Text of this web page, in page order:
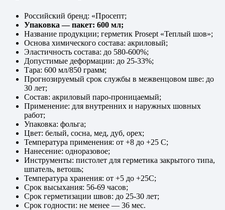
Российский бренд: «Просепт;
Упаковка — пакет: 600 мл;
Название продукции; герметик Prosept «Теплый шов»;
Основа химического состава: акриловый;
Эластичность состава: до 580-600%;
Допустимые деформации: до 25-33%;
Тара: 600 мл/850 грамм;
Прогнозируемый срок службы в межвенцовом шве: до
30 лет;
Состав: акриловый паро-проницаемый;
Применение: для внутренних и наружных шовных
работ;
Упаковка: фольга;
Цвет: белый, сосна, мед, дуб, орех;
Температура применения: от +8 до +25 С;
Нанесение: одноразовое;
Инструменты: пистолет для герметика закрытого типа,
шпатель, ветошь;
Температура хранения: от +5 до +25С;
Срок высыхания: 56-69 часов;
Срок герметизации швов: до 25-30 лет;
Срок годности: не менее — 36 мес.